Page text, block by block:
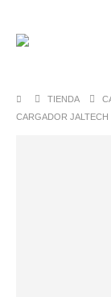
TIENDA
CARGADOR JALTECH